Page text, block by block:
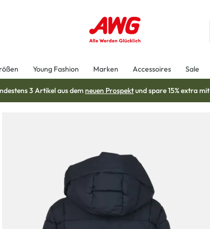
Young Fashion Marken Accessoires Sale
3 Artikel aus demneuen Prospektund spare 15% extra mit